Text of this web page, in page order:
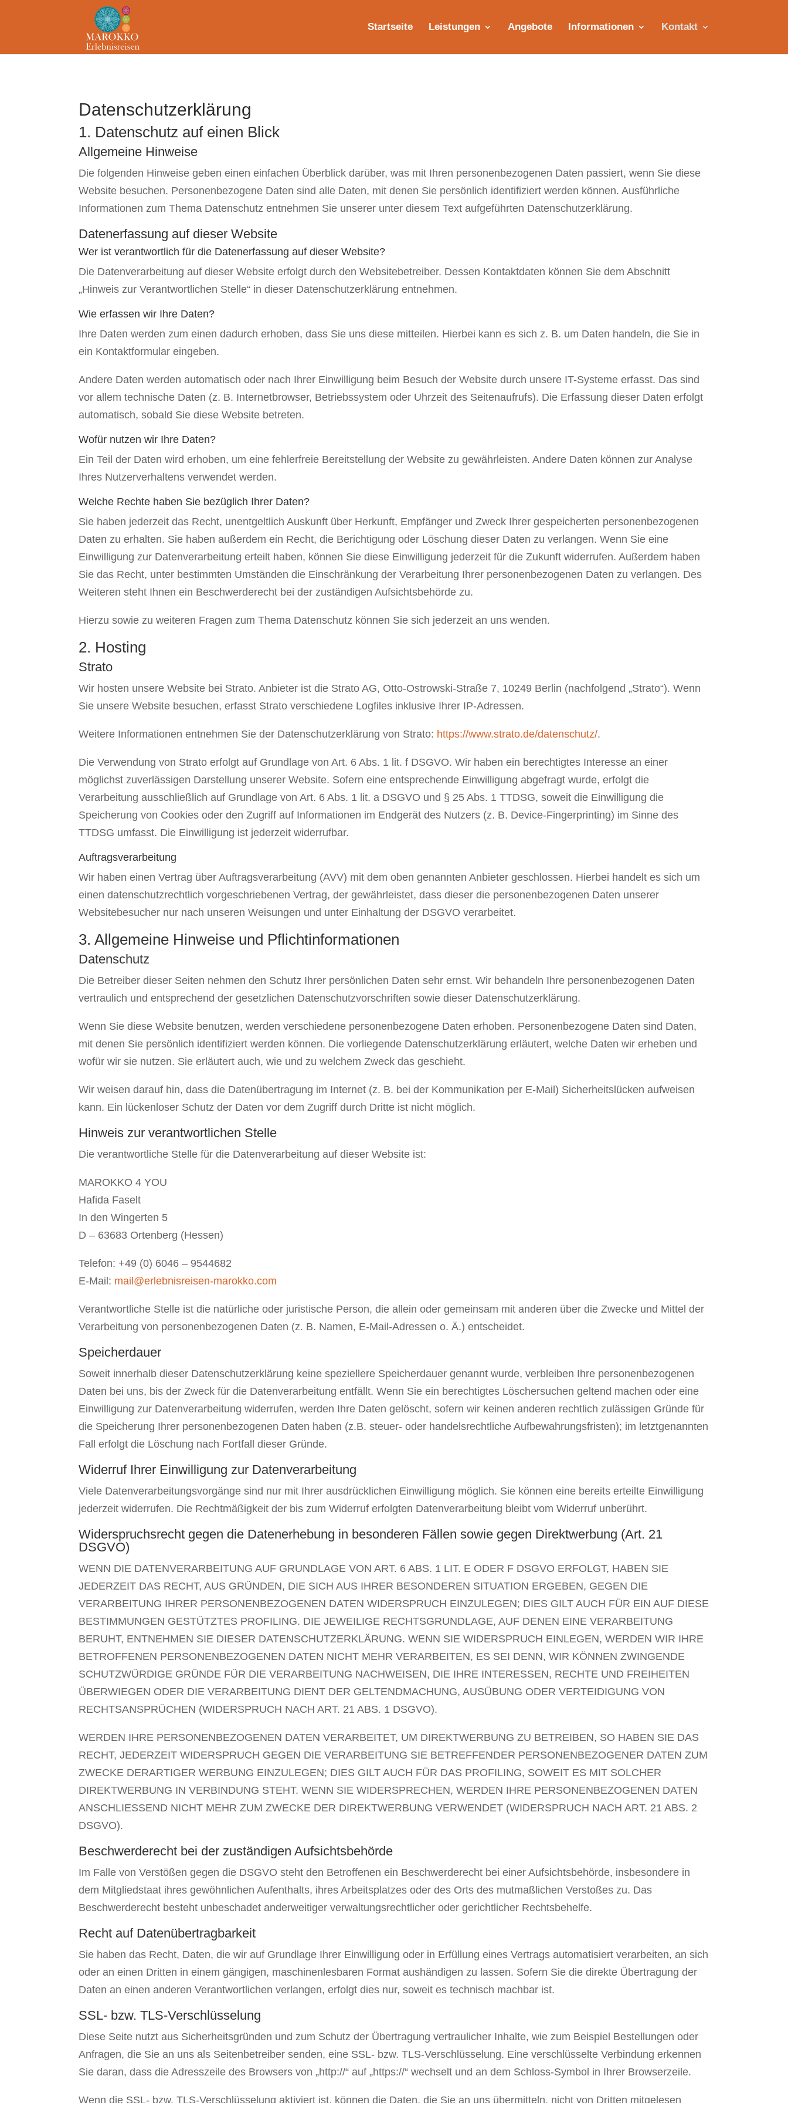
Startseite Leistungen Angebote Informationen Kontakt
Datenschutz­erklärung
1. Datenschutz auf einen Blick
Allgemeine Hinweise
Die folgenden Hinweise geben einen einfachen Überblick darüber, was mit Ihren personenbezogenen Daten passiert, wenn Sie diese
Website besuchen. Personenbezogene Daten sind alle Daten, mit denen Sie persönlich identifiziert werden können. Ausführliche
Informationen zum Thema Datenschutz entnehmen Sie unserer unter diesem Text aufgeführten Datenschutzerklärung.
Datenerfassung auf dieser Website
Wer ist verantwortlich für die Datenerfassung auf dieser Website?
Die Datenverarbeitung auf dieser Website erfolgt durch den Websitebetreiber. Dessen Kontaktdaten können Sie dem Abschnitt
„Hinweis zur Verantwortlichen Stelle“ in dieser Datenschutzerklärung entnehmen.
Wie erfassen wir Ihre Daten?
Ihre Daten werden zum einen dadurch erhoben, dass Sie uns diese mitteilen. Hierbei kann es sich z. B. um Daten handeln, die Sie in
ein Kontaktformular eingeben.
Andere Daten werden automatisch oder nach Ihrer Einwilligung beim Besuch der Website durch unsere IT-Systeme erfasst. Das sind
vor allem technische Daten (z. B. Internetbrowser, Betriebssystem oder Uhrzeit des Seitenaufrufs). Die Erfassung dieser Daten erfolgt
automatisch, sobald Sie diese Website betreten.
Wofür nutzen wir Ihre Daten?
Ein Teil der Daten wird erhoben, um eine fehlerfreie Bereitstellung der Website zu gewährleisten. Andere Daten können zur Analyse
Ihres Nutzerverhaltens verwendet werden.
Welche Rechte haben Sie bezüglich Ihrer Daten?
Sie haben jederzeit das Recht, unentgeltlich Auskunft über Herkunft, Empfänger und Zweck Ihrer gespeicherten personenbezogenen
Daten zu erhalten. Sie haben außerdem ein Recht, die Berichtigung oder Löschung dieser Daten zu verlangen. Wenn Sie eine
Einwilligung zur Datenverarbeitung erteilt haben, können Sie diese Einwilligung jederzeit für die Zukunft widerrufen. Außerdem haben
Sie das Recht, unter bestimmten Umständen die Einschränkung der Verarbeitung Ihrer personenbezogenen Daten zu verlangen. Des
Weiteren steht Ihnen ein Beschwerderecht bei der zuständigen Aufsichtsbehörde zu.
Hierzu sowie zu weiteren Fragen zum Thema Datenschutz können Sie sich jederzeit an uns wenden.
2. Hosting
Strato
Wir hosten unsere Website bei Strato. Anbieter ist die Strato AG, Otto-Ostrowski-Straße 7, 10249 Berlin (nachfolgend „Strato“). Wenn
Sie unsere Website besuchen, erfasst Strato verschiedene Logfiles inklusive Ihrer IP-Adressen.
Weitere Informationen entnehmen Sie der Datenschutzerklärung von Strato: https://www.strato.de/datenschutz/.
Die Verwendung von Strato erfolgt auf Grundlage von Art. 6 Abs. 1 lit. f DSGVO. Wir haben ein berechtigtes Interesse an einer
möglichst zuverlässigen Darstellung unserer Website. Sofern eine entsprechende Einwilligung abgefragt wurde, erfolgt die
Verarbeitung ausschließlich auf Grundlage von Art. 6 Abs. 1 lit. a DSGVO und § 25 Abs. 1 TTDSG, soweit die Einwilligung die
Speicherung von Cookies oder den Zugriff auf Informationen im Endgerät des Nutzers (z. B. Device-Fingerprinting) im Sinne des
TTDSG umfasst. Die Einwilligung ist jederzeit widerrufbar.
Auftragsverarbeitung
Wir haben einen Vertrag über Auftragsverarbeitung (AVV) mit dem oben genannten Anbieter geschlossen. Hierbei handelt es sich um
einen datenschutzrechtlich vorgeschriebenen Vertrag, der gewährleistet, dass dieser die personenbezogenen Daten unserer
Websitebesucher nur nach unseren Weisungen und unter Einhaltung der DSGVO verarbeitet.
3. Allgemeine Hinweise und Pflicht­informationen
Datenschutz
Die Betreiber dieser Seiten nehmen den Schutz Ihrer persönlichen Daten sehr ernst. Wir behandeln Ihre personenbezogenen Daten
vertraulich und entsprechend der gesetzlichen Datenschutzvorschriften sowie dieser Datenschutzerklärung.
Wenn Sie diese Website benutzen, werden verschiedene personenbezogene Daten erhoben. Personenbezogene Daten sind Daten,
mit denen Sie persönlich identifiziert werden können. Die vorliegende Datenschutzerklärung erläutert, welche Daten wir erheben und
wofür wir sie nutzen. Sie erläutert auch, wie und zu welchem Zweck das geschieht.
Wir weisen darauf hin, dass die Datenübertragung im Internet (z. B. bei der Kommunikation per E-Mail) Sicherheitslücken aufweisen
kann. Ein lückenloser Schutz der Daten vor dem Zugriff durch Dritte ist nicht möglich.
Hinweis zur verantwortlichen Stelle
Die verantwortliche Stelle für die Datenverarbeitung auf dieser Website ist:
MAROKKO 4 YOU
Hafida Faselt
In den Wingerten 5
D – 63683 Ortenberg (Hessen)
Telefon: +49 (0) 6046 – 9544682
E-Mail: mail@erlebnisreisen-marokko.com
Verantwortliche Stelle ist die natürliche oder juristische Person, die allein oder gemeinsam mit anderen über die Zwecke und Mittel der
Verarbeitung von personenbezogenen Daten (z. B. Namen, E-Mail-Adressen o. Ä.) entscheidet.
Speicherdauer
Soweit innerhalb dieser Datenschutzerklärung keine speziellere Speicherdauer genannt wurde, verbleiben Ihre personenbezogenen
Daten bei uns, bis der Zweck für die Datenverarbeitung entfällt. Wenn Sie ein berechtigtes Löschersuchen geltend machen oder eine
Einwilligung zur Datenverarbeitung widerrufen, werden Ihre Daten gelöscht, sofern wir keinen anderen rechtlich zulässigen Gründe für
die Speicherung Ihrer personenbezogenen Daten haben (z.B. steuer- oder handelsrechtliche Aufbewahrungsfristen); im letztgenannten
Fall erfolgt die Löschung nach Fortfall dieser Gründe.
Widerruf Ihrer Einwilligung zur Datenverarbeitung
Viele Datenverarbeitungsvorgänge sind nur mit Ihrer ausdrücklichen Einwilligung möglich. Sie können eine bereits erteilte Einwilligung
jederzeit widerrufen. Die Rechtmäßigkeit der bis zum Widerruf erfolgten Datenverarbeitung bleibt vom Widerruf unberührt.
Widerspruchsrecht gegen die Datenerhebung in besonderen Fällen sowie gegen Direktwerbung (Art. 21
DSGVO)
WENN DIE DATENVERARBEITUNG AUF GRUNDLAGE VON ART. 6 ABS. 1 LIT. E ODER F DSGVO ERFOLGT, HABEN SIE
JEDERZEIT DAS RECHT, AUS GRÜNDEN, DIE SICH AUS IHRER BESONDEREN SITUATION ERGEBEN, GEGEN DIE
VERARBEITUNG IHRER PERSONENBEZOGENEN DATEN WIDERSPRUCH EINZULEGEN; DIES GILT AUCH FÜR EIN AUF DIESE
BESTIMMUNGEN GESTÜTZTES PROFILING. DIE JEWEILIGE RECHTSGRUNDLAGE, AUF DENEN EINE VERARBEITUNG
BERUHT, ENTNEHMEN SIE DIESER DATENSCHUTZERKLÄRUNG. WENN SIE WIDERSPRUCH EINLEGEN, WERDEN WIR IHRE
BETROFFENEN PERSONENBEZOGENEN DATEN NICHT MEHR VERARBEITEN, ES SEI DENN, WIR KÖNNEN ZWINGENDE
SCHUTZWÜRDIGE GRÜNDE FÜR DIE VERARBEITUNG NACHWEISEN, DIE IHRE INTERESSEN, RECHTE UND FREIHEITEN
ÜBERWIEGEN ODER DIE VERARBEITUNG DIENT DER GELTENDMACHUNG, AUSÜBUNG ODER VERTEIDIGUNG VON
RECHTSANSPRÜCHEN (WIDERSPRUCH NACH ART. 21 ABS. 1 DSGVO).
WERDEN IHRE PERSONENBEZOGENEN DATEN VERARBEITET, UM DIREKTWERBUNG ZU BETREIBEN, SO HABEN SIE DAS
RECHT, JEDERZEIT WIDERSPRUCH GEGEN DIE VERARBEITUNG SIE BETREFFENDER PERSONENBEZOGENER DATEN ZUM
ZWECKE DERARTIGER WERBUNG EINZULEGEN; DIES GILT AUCH FÜR DAS PROFILING, SOWEIT ES MIT SOLCHER
DIREKTWERBUNG IN VERBINDUNG STEHT. WENN SIE WIDERSPRECHEN, WERDEN IHRE PERSONENBEZOGENEN DATEN
ANSCHLIESSEND NICHT MEHR ZUM ZWECKE DER DIREKTWERBUNG VERWENDET (WIDERSPRUCH NACH ART. 21 ABS. 2
DSGVO).
Beschwerde­recht bei der zuständigen Aufsichts­behörde
Im Falle von Verstößen gegen die DSGVO steht den Betroffenen ein Beschwerderecht bei einer Aufsichtsbehörde, insbesondere in
dem Mitgliedstaat ihres gewöhnlichen Aufenthalts, ihres Arbeitsplatzes oder des Orts des mutmaßlichen Verstoßes zu. Das
Beschwerderecht besteht unbeschadet anderweitiger verwaltungsrechtlicher oder gerichtlicher Rechtsbehelfe.
Recht auf Daten­übertrag­barkeit
Sie haben das Recht, Daten, die wir auf Grundlage Ihrer Einwilligung oder in Erfüllung eines Vertrags automatisiert verarbeiten, an sich
oder an einen Dritten in einem gängigen, maschinenlesbaren Format aushändigen zu lassen. Sofern Sie die direkte Übertragung der
Daten an einen anderen Verantwortlichen verlangen, erfolgt dies nur, soweit es technisch machbar ist.
SSL- bzw. TLS-Verschlüsselung
Diese Seite nutzt aus Sicherheitsgründen und zum Schutz der Übertragung vertraulicher Inhalte, wie zum Beispiel Bestellungen oder
Anfragen, die Sie an uns als Seitenbetreiber senden, eine SSL- bzw. TLS-Verschlüsselung. Eine verschlüsselte Verbindung erkennen
Sie daran, dass die Adresszeile des Browsers von „http://“ auf „https://“ wechselt und an dem Schloss-Symbol in Ihrer Browserzeile.
Wenn die SSL- bzw. TLS-Verschlüsselung aktiviert ist, können die Daten, die Sie an uns übermitteln, nicht von Dritten mitgelesen